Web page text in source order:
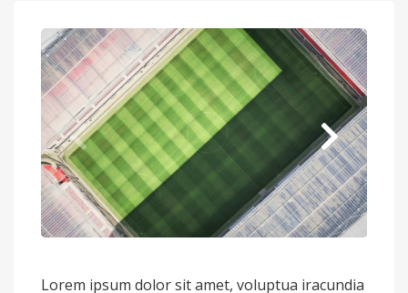
Lorem ipsum dolor sit amet, voluptua iracundia